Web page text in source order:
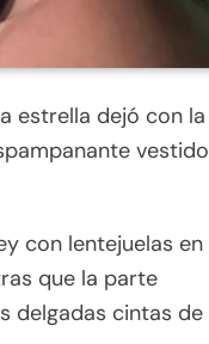
estrella dejó con la
vestido
con lentejuelas en
que la parte
delgadas cintas de